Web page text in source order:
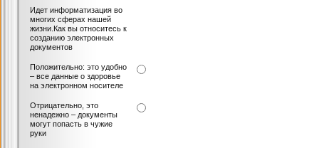
Идет информатизация во
многих сферах нашей
жизни.Как вы относитесь к
созданию электронных
документов
Положительно: это удобно
– все данные о здоровье
на электронном носителе
Отрицательно, это
ненадежно – документы
могут попасть в чужие
руки